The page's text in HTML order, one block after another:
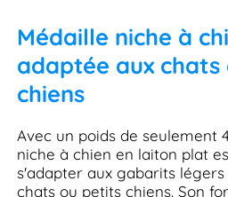
Médaille niche à
adaptée aux
chiens
Avec un poids de seulement
niche à chien en laiton plat
s'adapter aux gabarits
chats ou petits chiens. Son